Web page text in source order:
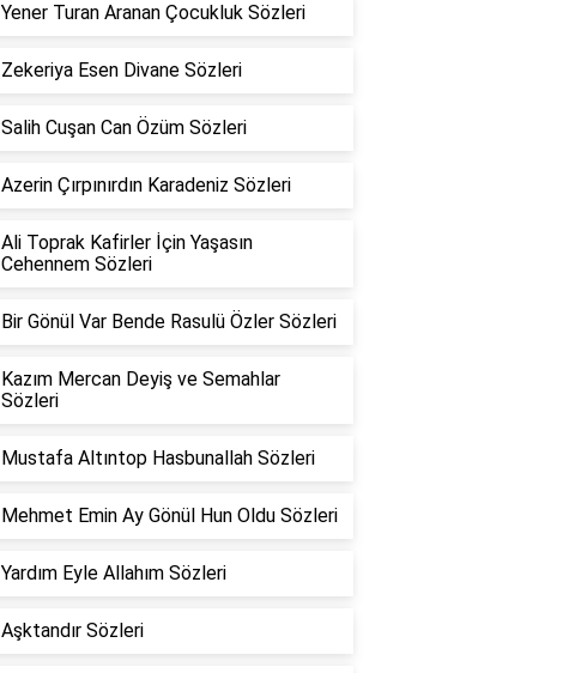
Yener Turan Aranan Çocukluk Sözleri
Zekeriya Esen Divane Sözleri
Salih Cuşan Can Özüm Sözleri
Azerin Çırpınırdın Karadeniz Sözleri
Ali Toprak Kafirler İçin Yaşasın
Cehennem Sözleri
Bir Gönül Var Bende Rasulü Özler Sözleri
Kazım Mercan Deyiş ve Semahlar
Sözleri
Mustafa Altıntop Hasbunallah Sözleri
Mehmet Emin Ay Gönül Hun Oldu Sözleri
Yardım Eyle Allahım Sözleri
Aşktandır Sözleri